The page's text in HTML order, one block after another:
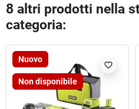
8 altri prodotti nella
categoria:
Nuovo
Non disponibile
favorite_border